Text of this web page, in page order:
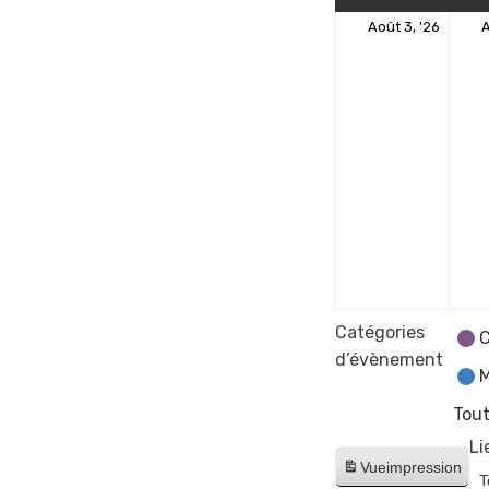
Août 3, '26
Catégories
d’évènement
Vueimpression